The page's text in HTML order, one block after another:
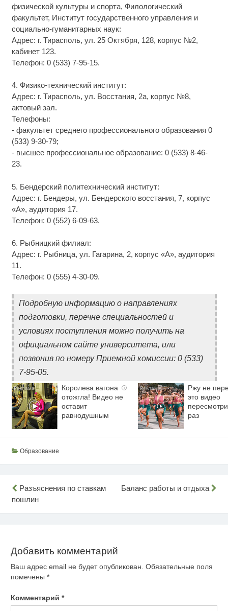
физической культуры и спорта, Филологический
факультет, Институт государственного управления и
социально-гуманитарных наук:
Адрес: г. Тирасполь, ул. 25 Октября, 128, корпус №2,
кабинет 123.
Телефон: 0 (533) 7-95-15.
4. Физико-технический институт:
Адрес: г. Тирасполь, ул. Восстания, 2а, корпус №8,
актовый зал.
Телефоны:
- факультет среднего профессионального образования 0
(533) 9-30-79;
- высшее профессиональное образование: 0 (533) 8-46-
23.
5. Бендерский политехнический институт:
Адрес: г. Бендеры, ул. Бендерского восстания, 7, корпус
«А», аудитория 17.
Телефон: 0 (552) 6-09-63.
6. Рыбницкий филиал:
Адрес: г. Рыбница, ул. Гагарина, 2, корпус «А», аудитория
11.
Телефон: 0 (555) 4-30-09.
Подробную информацию о направлениях
подготовки, перечне специальностей и
условиях поступления можно получить на
официальном сайте университета, или
позвонив по номеру Приемной комиссии: 0 (533)
7-95-05.
i
Королева вагона
отожгла! Видео не
оставит
равнодушным
Ржу не
это видео
раз
Образование
Навигация
по
Разъяснения по ставкам
пошлин
Баланс работы и отдыха
Добавить комментарий
Ваш адрес email не будет опубликован. Обязательные поля
помечены *
Комментарий *